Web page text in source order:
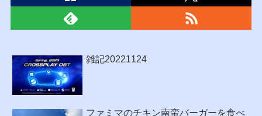
雑記20221124
ファミマのチキン南蛮バーガーを食べ